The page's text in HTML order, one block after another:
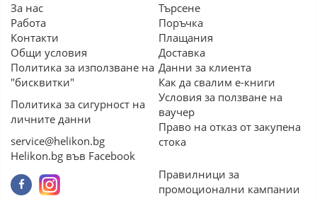
За нас
Работа
Контакти
Общи условия
Политика за използване на
"бисквитки"
Политика за сигурност на
личните данни
service@helikon.bg
Helikon.bg във Facebook
Търсене
Поръчка
Плащания
Доставка
Данни за клиента
Как да свалим е-книги
Условия за ползване на
ваучер
Право на отказ от закупена
стока
Правилници за
промоционални кампании